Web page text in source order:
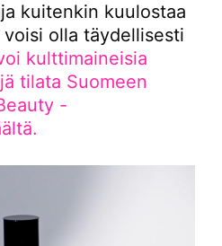
kuitenkin kuulostaa
olla täydellisesti
kulttimaineisia
tilata Suomeen
-